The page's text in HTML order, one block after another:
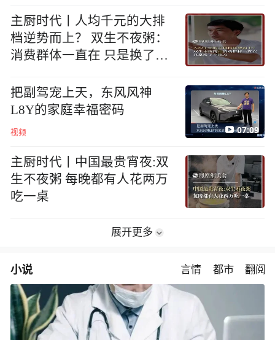
主厨时代丨人均千元的大排
档逆势而上？ 双生不夜粥：
消费群体一直在 只是换了个
把副驾宠上天，东风风神
L8Y的家庭幸福密码
视频 07:09
主厨时代丨中国最贵宵夜:双
生不夜粥 每晚都有人花两万
吃一桌
展开更多
小说 言情 都市 翻阅